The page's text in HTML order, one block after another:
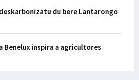
du bere Lantarongo
Benelux inspira a agricultores